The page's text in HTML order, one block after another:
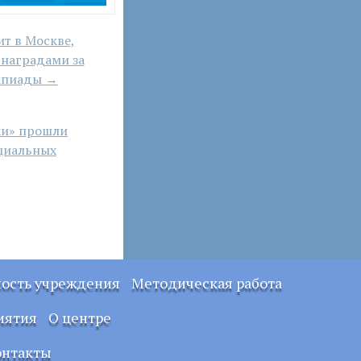
в Москве,
за
→
прошли
учреждения
Методическая работа
О центре